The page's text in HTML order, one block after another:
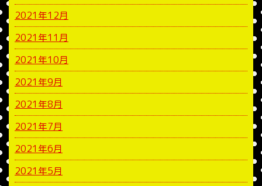
2021年12月
2021年11月
2021年10月
2021年9月
2021年8月
2021年7月
2021年6月
2021年5月